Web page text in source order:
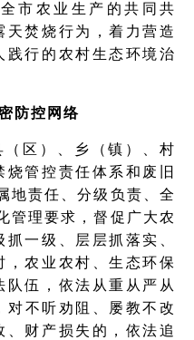
市农业生产的共同共
焚烧行为，着力营造
践行的农村生态环境治
防控网络
区）、乡（镇）、村
烧管控责任体系和废旧
地责任、分级负责、全
管理要求，督促广大农
一级、层层抓落实、
农业农村、生态环保
伍，依法从重从严从
对不听劝阻、屡教不改
财产损失的，依法追